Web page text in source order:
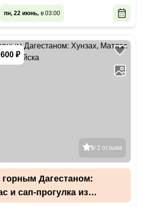
пн, 22 июнь, в 03:00
₽
5/ 2 отзыва
горным Дагестаном:
и сап-прогулка из